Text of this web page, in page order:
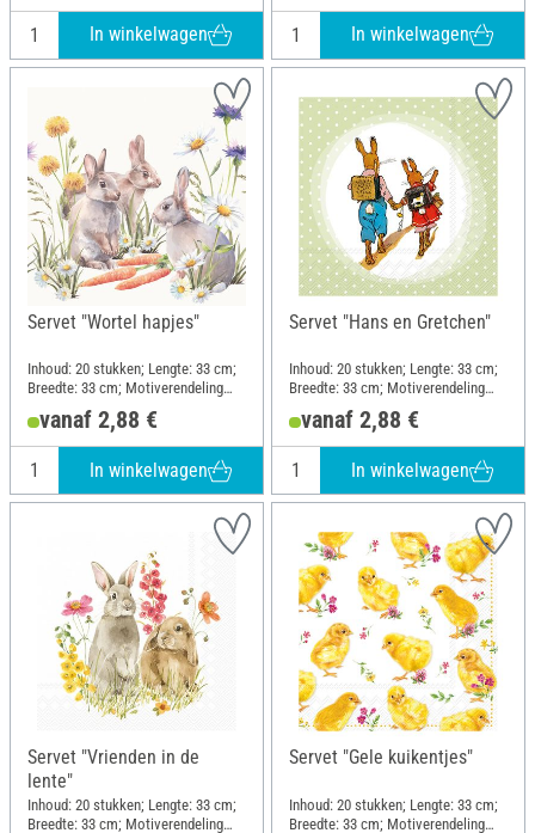
In winkelwagen In winkelwagen
Servet "Wortel hapjes"
Inhoud: 20 stukken; Lengte: 33 cm;
Breedte: 33 cm; Motiverendeling
kwartmotief; Materiaal: Papier
vanaf 2,88 €
In winkelwagen
Servet "Hans en Gretchen"
Inhoud: 20 stukken; Lengte: 33 cm;
Breedte: 33 cm; Motiverendeling
kwartmotief; Materiaal: Papier
vanaf 2,88 €
In winkelwagen
Servet "Vrienden in de
lente"
Inhoud: 20 stukken; Lengte: 33 cm;
Breedte: 33 cm; Motiverendeling
Servet "Gele kuikentjes"
Inhoud: 20 stukken; Lengte: 33 cm;
Breedte: 33 cm; Motiverendeling